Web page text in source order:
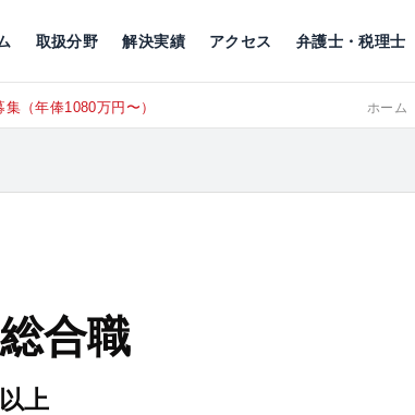
取扱分野 解決実績 アクセス 弁護士・税理士
（年俸1080万円〜） RECRUIT
合職
上
ホーム